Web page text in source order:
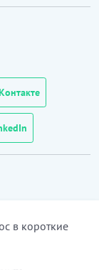
в короткие